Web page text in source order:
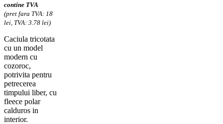
contine TVA
(pret fara TVA: 18
lei, TVA: 3.78 lei)
Caciula tricotata
cu un model
modern cu
cozoroc,
potrivita pentru
petrecerea
timpului liber, cu
fleece polar
calduros in
interior.